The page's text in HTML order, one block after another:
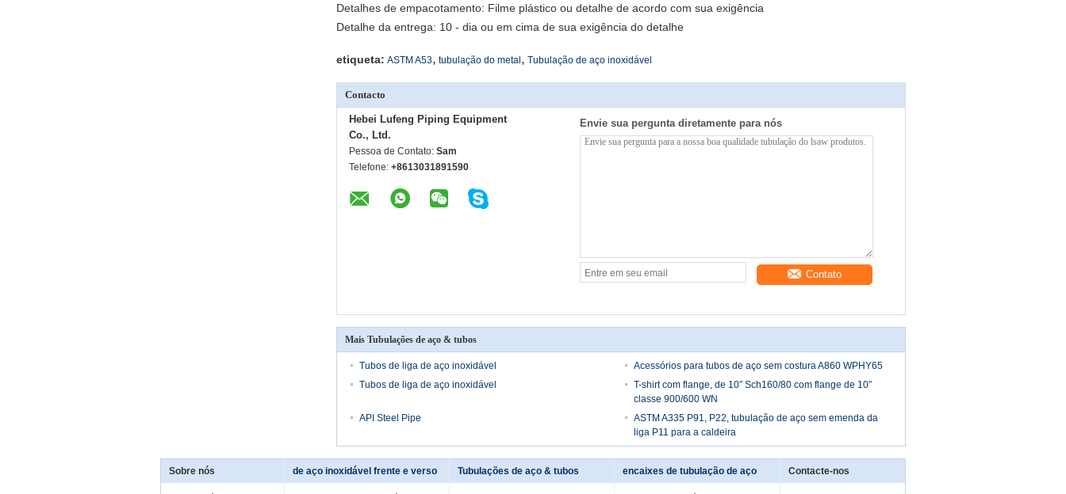
Detalhes de empacotamento: Filme plástico ou detalhe de acordo com sua exigência
Detalhe da entrega: 10 - dia ou em cima de sua exigência do detalhe
etiqueta: ASTM A53, tubulação do metal , Tubulação de aço inoxidável
Contacto
Hebei Lufeng Piping Equipment
Co., Ltd.
Pessoa de Contato: Sam
Telefone: +8613031891590
Envie sua pergunta diretamente para nós
Contato
Mais Tubulações de aço & tubos
Tubos de liga de aço inoxidável
Acessórios para tubos de aço sem costura A860 WPHY65
Tubos de liga de aço inoxidável
T-shirt com flange, de 10′′ Sch160/80 com flange de 10′′
classe 900/600 WN
API Steel Pipe
ASTM A335 P91, P22, tubulação de aço sem emenda da
liga P11 para a caldeira
Sobre nós de aço inoxidável frente e verso Tubulações de aço & tubos encaixes de tubulação de aço Contacte-nos